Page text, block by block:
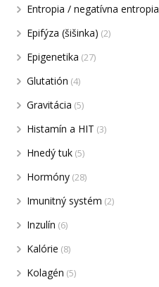
Entropia / negatívna entropia
Epifýza (šišinka) (2)
Epigenetika (27)
Glutatión (4)
Gravitácia (5)
Histamín a HIT (3)
Hnedý tuk (5)
Hormóny (28)
Imunitný systém (2)
Inzulín (6)
Kalórie (8)
Kolagén (5)